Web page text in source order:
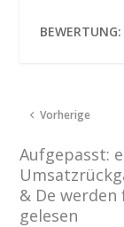
BEWERTUNG:
Vorherige
Aufgepasst:
& De werden
gelesen